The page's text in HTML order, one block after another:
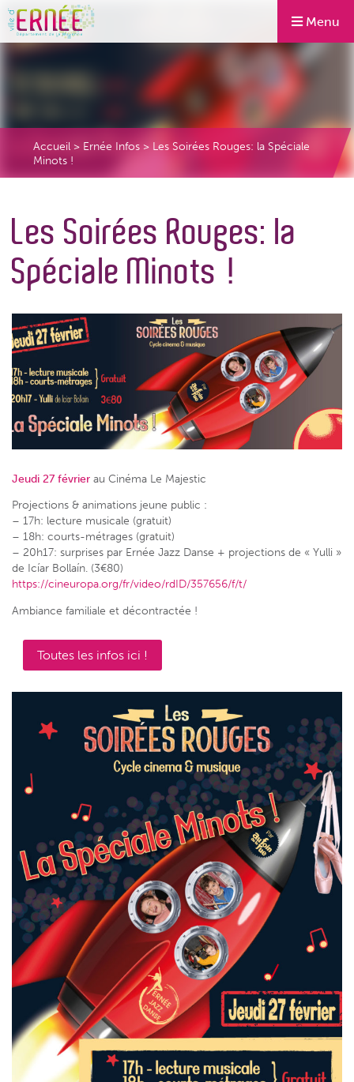
Menu
Accueil > Ernée Infos > Les Soirées Rouges: la Spéciale
Minots !
Les Soirées Rouges: la
Spéciale Minots !
Jeudi 27 février au Cinéma Le Majestic
Projections & animations jeune public :
– 17h: lecture musicale (gratuit)
– 18h: courts-métrages (gratuit)
– 20h17: surprises par Ernée Jazz Danse + projections de « Yulli »
de Icíar Bollaín. (3€80)
https://cineuropa.org/fr/video/rdID/357656/f/t/
Ambiance familiale et décontractée !
Toutes les infos ici !